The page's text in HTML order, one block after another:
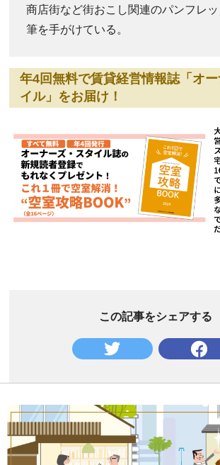
商店街など街おこし関連のパンフレ
筆を手がけている。
年4回無料で賃貸経営情報誌「オ
イル」をお届け！
この記事をシェアする